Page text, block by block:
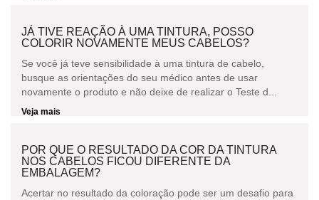
JÁ TIVE REAÇÃO À UMA TINTURA, POSSO
COLORIR NOVAMENTE MEUS CABELOS?
Se você já teve sensibilidade à uma tintura de cabelo,
busque as orientações do seu médico antes de usar
novamente o produto e não deixe de realizar o Teste d...
Veja mais
POR QUE O RESULTADO DA COR DA TINTURA
NOS CABELOS FICOU DIFERENTE DA
EMBALAGEM?
Acertar no resultado da coloração pode ser um desafio para